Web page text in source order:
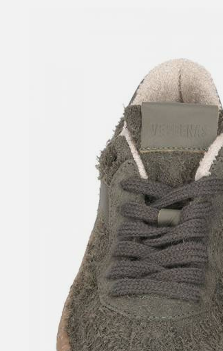
SNEAKERS
SANDALI CON TACCO
SNEAKERS
SCARPE BASSE